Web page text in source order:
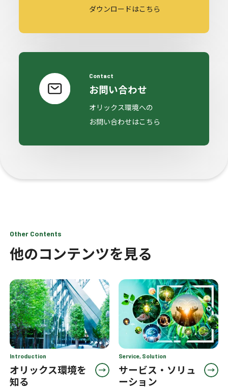
ダウンロードはこちら
Contact
お問い合わせ
オリックス環境への
お問い合わせはこちら
Other Contents
他のコンテンツを見る
Introduction
オリックス環境を
知る
Service, Solution
サービス・ソリュ
ーション